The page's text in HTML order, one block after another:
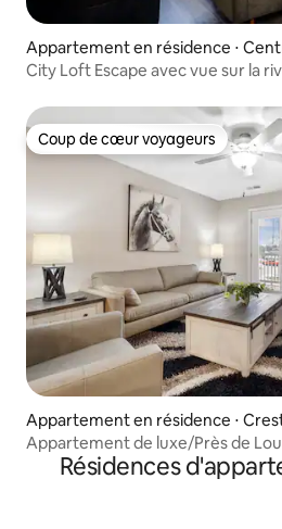
Appartement en résidence ⋅
affaires
City Loft Escape avec vue sur la
Coup de cœur voyageurs
Coup de cœur voyageurs
Appartement en résidence ⋅
Appartement de luxe/Près de
recharge pour véhicule électrique
Résidences